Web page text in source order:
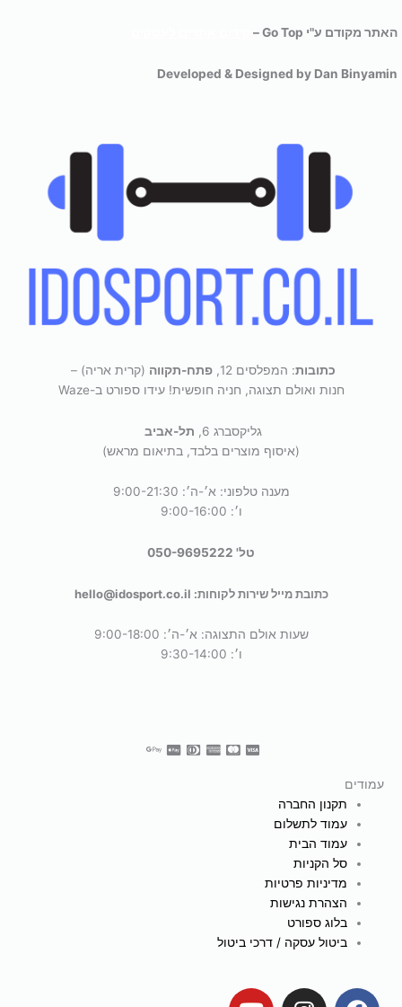
האתר מקודם ע"י Go Top –
Developed & Designed by Dan Binyamin
כתובות: המפלסים 12, פתח-תקווה (קרית אריה) –
חנות ואולם תצוגה, חניה חופשית! עידו ספורט ב-Waze
גליקסברג 6,
תל-אביב
(איסוף מוצרים בלבד, בתיאום מראש)
מענה טלפוני: א׳-ה׳: 9:00-21:30
ו׳: 9:00-16:00
טל' 050-9695222
כתובת מייל שירות לקוחות: hello@idosport.co.il
שעות אולם התצוגה: א׳-ה׳: 9:00-18:00
ו׳: 9:30-14:00
עמודים
תקנון החברה
עמוד לתשלום
עמוד הבית
סל הקניות
מדיניות פרטיות
הצהרת נגישות
בלוג ספורט
ביטול עסקה / דרכי ביטול
F
I
Y